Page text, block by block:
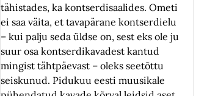
tähistades, ka kontserdisaalides. Ometi
ei saa väita, et tavapärane kontserdielu
– kui palju seda üldse on, sest eks ole ju
suur osa kontserdikavadest kantud
mingist tähtpäevast – oleks seetõttu
seiskunud. Pidukuu eesti muusikale